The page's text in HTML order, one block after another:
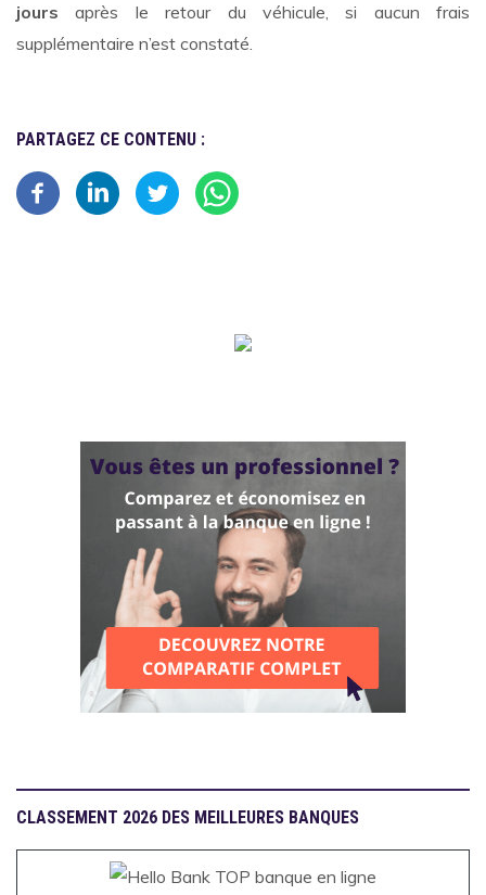
jours
après le retour du véhicule, si aucun frais
supplémentaire n’est constaté.
PARTAGEZ CE CONTENU :
CLASSEMENT 2026 DES MEILLEURES BANQUES